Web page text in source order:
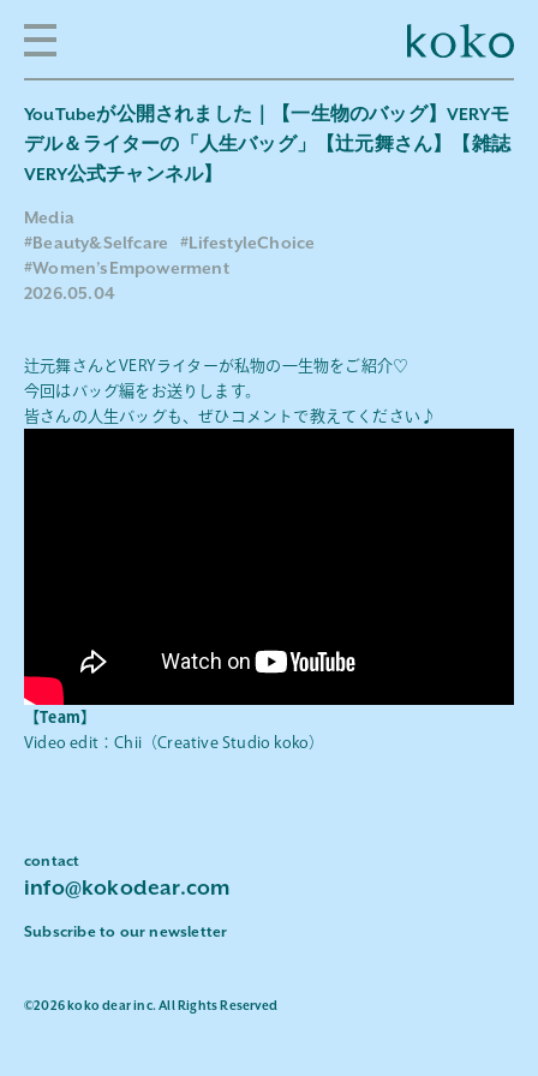
YouTubeが公開されました｜【一生物のバッグ】VERYモ
デル＆ライターの「人生バッグ」【辻元舞さん】【雑誌
VERY公式チャンネル】
Media
#Beauty&Selfcare
#LifestyleChoice
#Women’sEmpowerment
2026.05.04
辻元舞さんとVERYライターが私物の一生物をご紹介♡
今回はバッグ編をお送りします。
皆さんの人生バッグも、ぜひコメントで教えてください♪
【Team】
Video edit：Chii（Creative Studio koko）
contact
info@kokodear.com
Subscribe to our newsletter
©2026 koko dear inc. All Rights Reserved